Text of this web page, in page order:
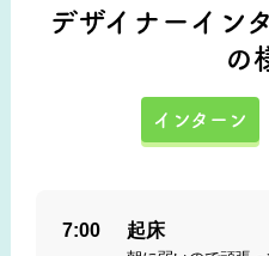
デザイナーイン
の
インターン
7:00 起床